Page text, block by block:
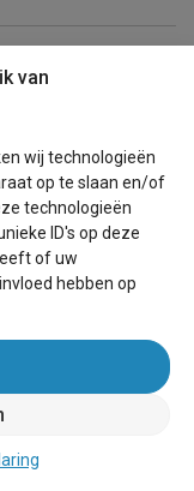
van
wij technologieën
op te slaan en/of
technologieën
ID's op deze
of uw
hebben op